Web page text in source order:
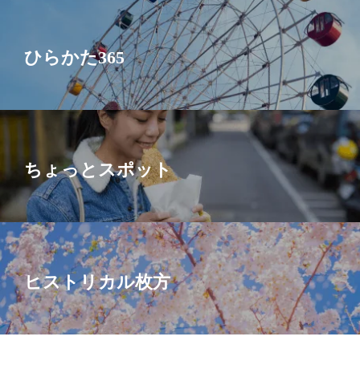
ひらかた365
ちょっとスポット
ヒストリカル枚方